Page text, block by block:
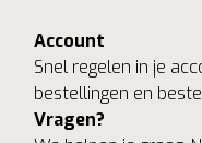
Account
Snel regelen in je
bestellingen en
Vragen?